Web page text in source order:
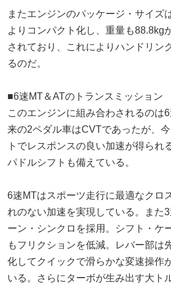
またエンジンのパッケージ・サイズ
よりコンパクト化し、重量も88.8kg
されており、これによりハンドリン
るのだ。
■6速MT＆ATのトランスミッション
このエンジンに組み合わされるのは
来の2ペダル車はCVTであったが、
トでレスポンスの良い加速が得られ
パドルシフトも備えている。
6速MTはスポーツ走行に最適なクロ
れのない加速を実現している。また
ーン・シンクロを採用。シフト・ケ
もフリクションを低減。レバー部は
化してクイックで滑らかな変速操作
いる。さらにターボが生み出す大ト